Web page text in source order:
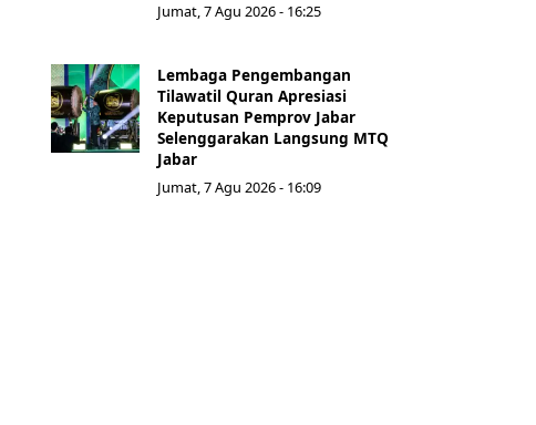
Jumat, 7 Agu 2026 - 16:25
Lembaga Pengembangan
Tilawatil Quran Apresiasi
Keputusan Pemprov Jabar
Selenggarakan Langsung MTQ
Jabar
Jumat, 7 Agu 2026 - 16:09